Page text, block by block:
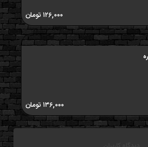
۱۲۶,۰۰۰تومان
۱۳۶,۰۰۰تومان